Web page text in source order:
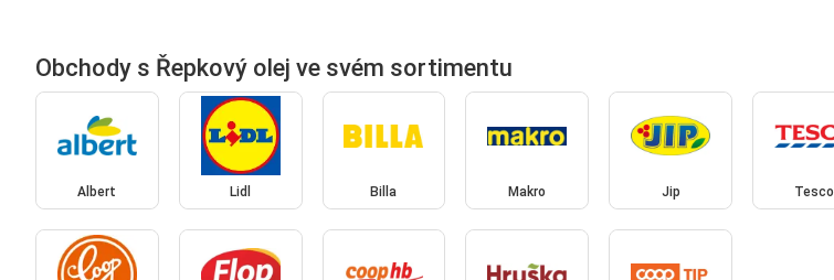
Obchody s Řepkový olej ve svém sortimentu
Albert Lidl Billa Makro Jip Tesco